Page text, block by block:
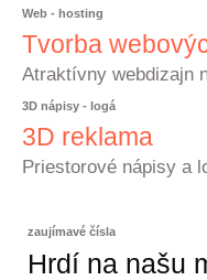
Web - hosting
Tvorba
Atraktívny webdizajn
3D nápisy - logá
3D reklama
Priestorové nápisy a
zaujímavé čísla
Hrdí na našu